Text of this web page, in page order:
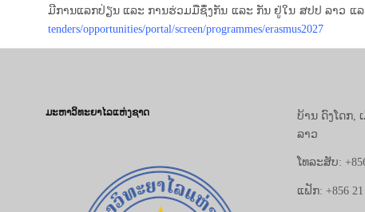
ມີການແລກປ່ຽນ ແລະ ການຮ່ວມມືຊຶ່ງກັນ ແລະ ກັນ ຢູ່ໃນ ສປປ ລາວ ແ
tenders/opportunities/portal/screen/programmes/erasmus2027
ມະຫາວິທະຍາໄລແຫ່ງຊາດ
ບ້ານ ດົງໂດກ,
ລາວ
ໂທລະສັບ:
ແຟັກ: +856 21